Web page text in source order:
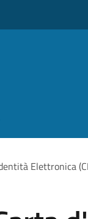
Elettronica